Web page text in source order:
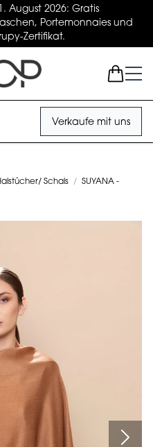
August 2026: Gratis
Portemonnaies und
Zertifikat.
Verkaufe mit uns
Schals / SUYANA -